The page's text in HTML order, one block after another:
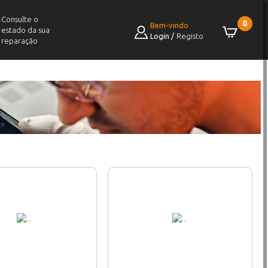
Consulte o
estado da sua
reparação
0
Bem-vindo
Login / Registo